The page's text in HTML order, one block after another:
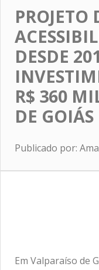
PROJETO
DESDE
R$ 360
DE GOIÁS
Publicado por:
Em Valparaíso de